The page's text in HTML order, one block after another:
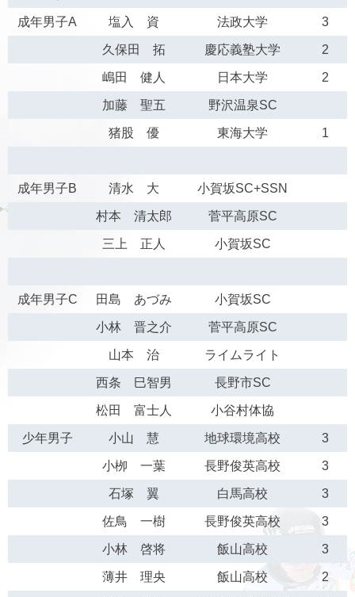
成年男子A 塩入 資 法政大学 3
久保田 拓 慶応義塾大学 2
嶋田 健人 日本大学 2
加藤 聖五 野沢温泉SC
猪股 優 東海大学 1
成年男子B 清水 大 小賀坂SC+SSN
村本 清太郎 菅平高原SC
三上 正人 小賀坂SC
成年男子C 田島 あづみ 小賀坂SC
小林 晋之介 菅平高原SC
山本 治 ライムライト
西条 巳智男 長野市SC
松田 富士人 小谷村体協
少年男子 小山 慧 地球環境高校 3
小栁 一葉 長野俊英高校 3
石塚 翼 白馬高校 3
佐鳥 一樹 長野俊英高校 3
小林 啓将 飯山高校 3
薄井 理央 飯山高校 2